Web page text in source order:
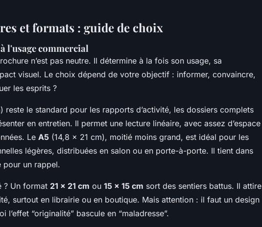
et formats : guide de choix
l'usage commercial
n’est pas neutre. Il détermine à la fois son usage, sa
visuel. Le choix dépend de votre objectif : informer, convaincre,
les esprits ?
reste le standard pour les rapports d’activité, les dossiers complets
en entretien. Il permet une lecture linéaire, avec assez d’espace
Le A5 (14,8 x 21 cm), moitié moins grand, est idéal pour les
légères, distribuées en salon ou en porte-à-porte. Il tient dans
pour un rappel.
? Un format 21 x 21 cm ou 15 x 15 cm sort des sentiers battus. Il attire
surtout en librairie ou en boutique. Mais attention : il faut un design
l’effet “originalité” bascule en “maladresse”.